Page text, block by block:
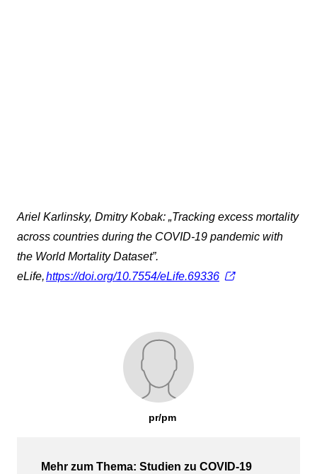
Ariel Karlinsky, Dmitry Kobak: „Tracking excess mortality
across countries during the COVID-19 pandemic with
the World Mortality Dataset”.
eLife,https://doi.org/10.7554/eLife.69336
pr/pm
Mehr zum Thema: Studien zu COVID-19